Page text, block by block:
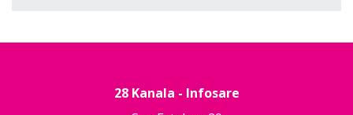
28 Kanala - Infosare